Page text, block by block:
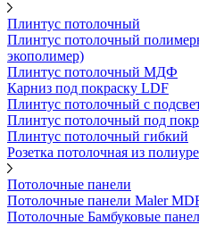
Плинтус потолочный
Плинтус потолочный
экополимер)
Плинтус потолочный МДФ
Карниз под покраску LDF
Плинтус потолочный с
Плинтус потолочный под
Плинтус потолочный гибкий
Розетка потолочная из
Потолочные панели
Потолочные панели Maler
Потолочные Бамбуковые